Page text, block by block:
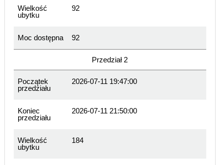
Wielkość
ubytku
92
Moc dostępna 92
Przedział 2
Początek
przedziału
2026-07-11 19:47:00
Koniec
przedziału
2026-07-11 21:50:00
Wielkość
ubytku
184